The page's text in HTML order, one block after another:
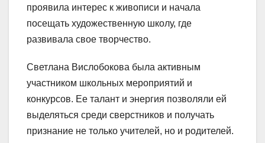
проявила интерес к живописи и начала
посещать художественную школу, где
развивала свое творчество.
Светлана Вислобокова была активным
участником школьных мероприятий и
конкурсов. Ее талант и энергия позволяли ей
выделяться среди сверстников и получать
признание не только учителей, но и родителей.